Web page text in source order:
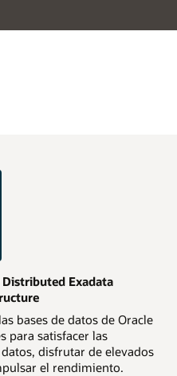
Exadata
bases de datos de Oracle
para satisfacer las
disfrutar de elevados
el rendimiento.